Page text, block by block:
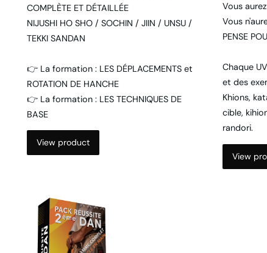
COMPLÈTE ET DÉTAILLÉE
NIJUSHI HO SHO / SOCHIN / JIIN / UNSU /
TEKKI SANDAN
👉 La formation : LES DÉPLACEMENTS et
ROTATION DE HANCHE
👉 La formation : LES TECHNIQUES DE
BASE
View product
Vous
Vous
PENSE
Chaque
et des
Khions,
cible,
randori.
View